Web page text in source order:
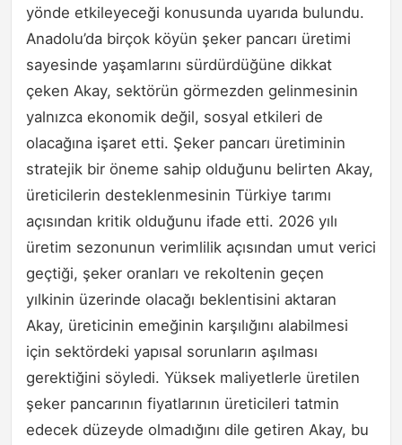
yönde etkileyeceği konusunda uyarıda bulundu.
Anadolu’da birçok köyün şeker pancarı üretimi
sayesinde yaşamlarını sürdürdüğüne dikkat
çeken Akay, sektörün görmezden gelinmesinin
yalnızca ekonomik değil, sosyal etkileri de
olacağına işaret etti. Şeker pancarı üretiminin
stratejik bir öneme sahip olduğunu belirten Akay,
üreticilerin desteklenmesinin Türkiye tarımı
açısından kritik olduğunu ifade etti. 2026 yılı
üretim sezonunun verimlilik açısından umut verici
geçtiği, şeker oranları ve rekoltenin geçen
yılkinin üzerinde olacağı beklentisini aktaran
Akay, üreticinin emeğinin karşılığını alabilmesi
için sektördeki yapısal sorunların aşılması
gerektiğini söyledi. Yüksek maliyetlerle üretilen
şeker pancarının fiyatlarının üreticileri tatmin
edecek düzeyde olmadığını dile getiren Akay, bu